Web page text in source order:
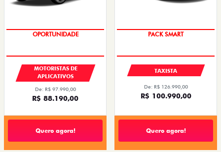
OPORTUNIDADE
MOTORISTAS DE
APLICATIVOS
De: R$ 97.990,00
R$ 88.190,00
Quero agora!
PACK SMART
TAXISTA
De: R$ 126.990,00
R$ 100.990,00
Quero agora!